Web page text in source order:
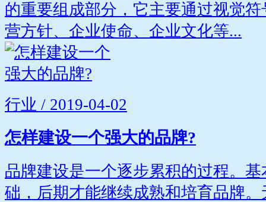
的重要组成部分，它主要通过视觉
营方针、企业使命、企业文化等...
行业 / 2019-04-02
怎样建设一个强大的品牌?
品牌建设是一个逐步累积的过程。
础，后期才能继续成熟和培育品牌